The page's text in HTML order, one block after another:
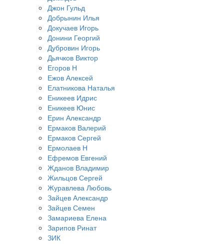
Джон Гульд
Добрынин Илья
Докучаев Игорь
Донини Георгий
Дубровин Игорь
Дьячков Виктор
Егоров Н
Ежов Алексей
Елатникова Наталья
Еникеев Идрис
Еникеев Юнис
Ерин Александр
Ермаков Валерий
Ермаков Сергей
Ермолаев Н
Ефремов Евгений
Жданов Владимир
Жильцов Сергей
Журавлева Любовь
Зайцев Александр
Зайцев Семен
Замариева Елена
Зарипов Ринат
ЗИК